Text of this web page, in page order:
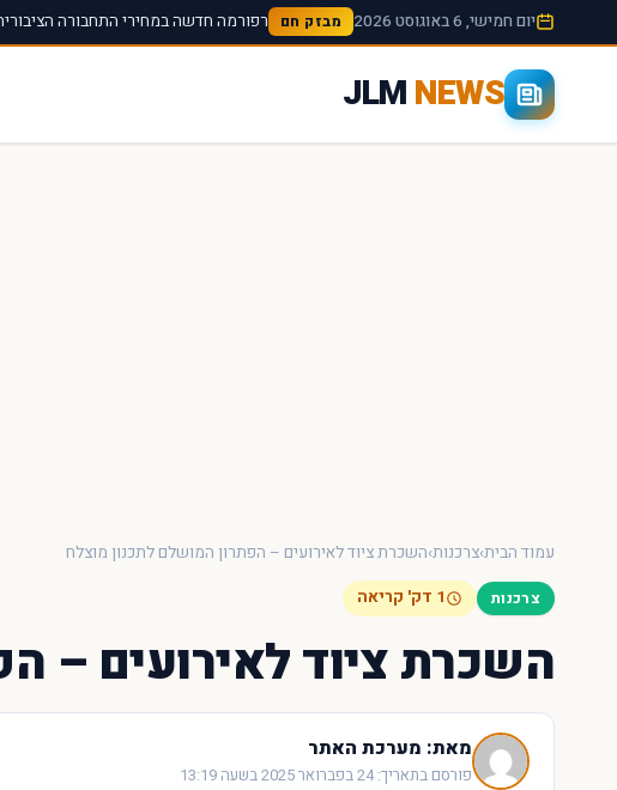
יום חמישי, 6 באוגוסט 2026 מבזק חם רפורמה חדשה במחירי התחבורה
JLMNEWS
חיפוש מהיר באתר ×
עכשיו
עמוד הבית›צרכנות›השכרת ציוד לאירועים – הפתרון המושלם לתכנון מוצלח
צרכנות 1 דק' קריאה
השכרת ציוד לאירועים –
מאת: מערכת האתר
פורסם בתאריך: 24 בפברואר 2025 בשעה 13:19